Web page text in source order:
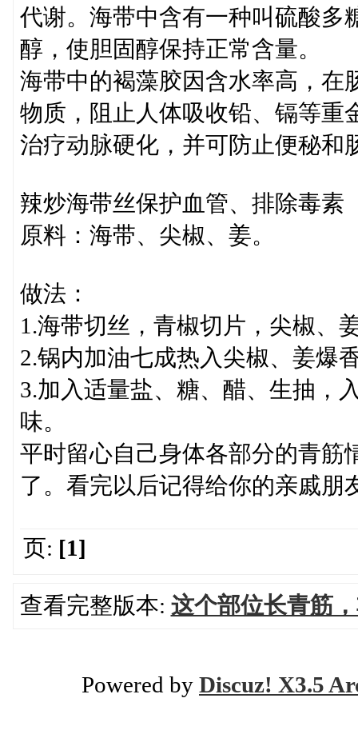
代谢。海带中含有一种叫硫酸多
醇，使胆固醇保持正常含量。
海带中的褐藻胶因含水率高，在
物质，阻止人体吸收铅、镉等重
治疗动脉硬化，并可防止便秘和
辣炒海带丝保护血管、排除毒素
原料：海带、尖椒、姜。
做法：
1.海带切丝，青椒切片，尖椒、
2.锅内加油七成热入尖椒、姜爆
3.加入适量盐、糖、醋、生抽，
味。
平时留心自己身体各部分的青筋
了。看完以后记得给你的亲戚朋
页: [1]
查看完整版本: 这个部位长青筋
Powered by Discuz! X3.5